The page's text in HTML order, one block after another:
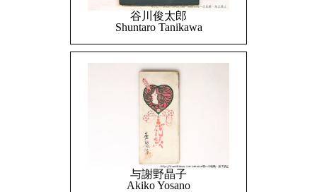
谷川俊太郎
Shuntaro Tanikawa
与謝野晶子
Akiko Yosano